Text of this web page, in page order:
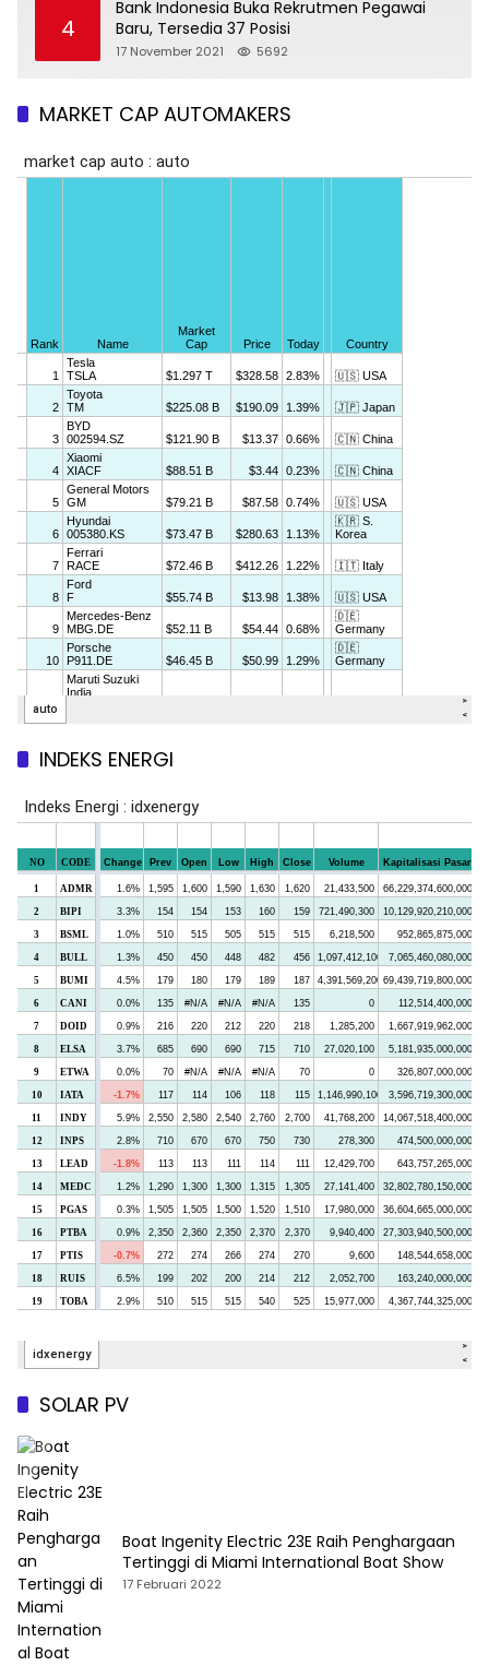
4
Bank Indonesia Buka Rekrutmen Pegawai
Baru, Tersedia 37 Posisi
17 November 2021 5692
MARKET CAP AUTOMAKERS
INDEKS ENERGI
SOLAR PV
Boat Ingenity Electric 23E Raih Penghargaan
Tertinggi di Miami International Boat Show
17 Februari 2022